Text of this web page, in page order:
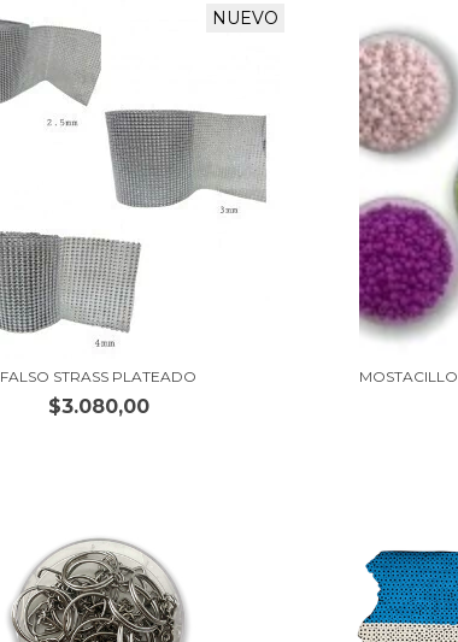
NUEVO
FALSO STRASS PLATEADO
$3.080,00